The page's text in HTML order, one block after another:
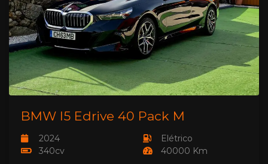
BMW I5 Edrive 40 Pack M
2024
340cv
Elétrico
40000 Km